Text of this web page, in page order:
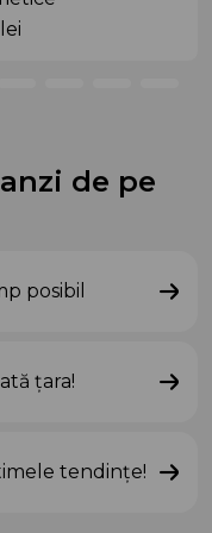
lei
de pe
posibil
țara!
tendințe!